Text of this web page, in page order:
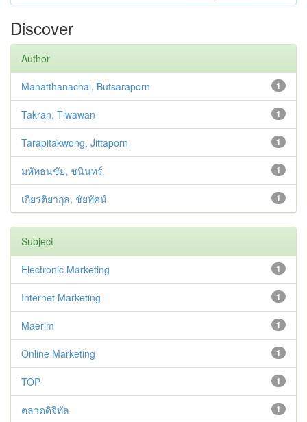
Discover
Author
1
Mahatthanachai, Butsaraporn
1
Takran, Tiwawan
1
Tarapitakwong, Jittaporn
1
มหัทธนชัย, ชนินทร์
1
เกียรติยากุล, ชัยทัศน์
Subject
1
Electronic Marketing
1
Internet Marketing
1
Maerim
1
Online Marketing
1
TOP
1
ตลาดดิจิทัล